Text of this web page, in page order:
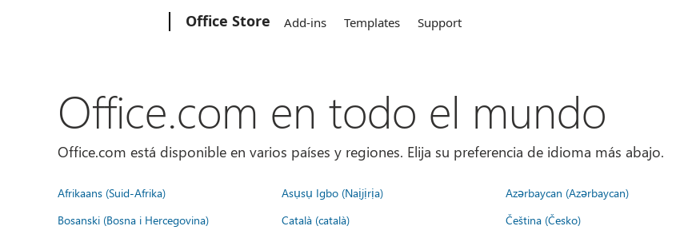
Office Store Add-ins Templates Support
Office.com en todo el mundo
Office.com está disponible en varios países y regiones. Elija su preferencia de idioma más abajo.
Afrikaans (Suid-Afrika) Asụsụ Igbo (Naịjịrịa) Azərbaycan (Azərbaycan)
Bosanski (Bosna i Hercegovina)
Català (català) Čeština (Česko)